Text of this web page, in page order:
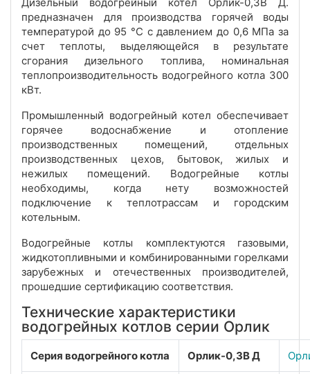
предназначен для производства горячей воды
температурой до 95 °С с давлением до 0,6 МПа за
счет теплоты, выделяющейся в результате
сгорания дизельного топлива, номинальная
теплопроизводительность водогрейного котла 300
кВт.
Промышленный водогрейный котел обеспечивает
горячее водоснабжение и отопление
производственных помещений, отдельных
производственных цехов, бытовок, жилых и
нежилых помещений. Водогрейные котлы
необходимы, когда нету возможностей
подключение к теплотрассам и городским
котельным.
Водогрейные котлы комплектуются газовыми,
жидкотопливными и комбинированными горелками
зарубежных и отечественных производителей,
прошедшие сертификацию соответствия.
Технические характеристики
водогрейных котлов серии Орлик
Серия водогрейного котла Орлик-0,3В Д